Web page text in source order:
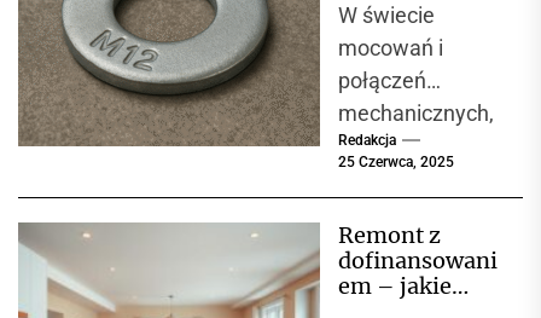
toniesz w
dokumentach i...
znaczenie w
konstrukcjach
stalowych
W świecie
mocowań i
połączeń
mechanicznych,
gdzie liczy się
precyzja,
niezawodność,
każdy element
Redakcja
25 Czerwca, 2025
Remont z
dofinansowani
em – jakie